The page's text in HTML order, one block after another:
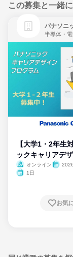
この募集と一緒
パナソニ
半導体・
【大学1・2年生
ックキャリアデ
ム
オンライン
1日
お気